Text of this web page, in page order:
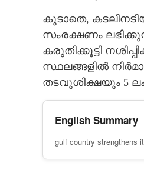
കൂടാതെ,
സംരക്ഷണം
കരുതിക്കൂട്ടി
സ്ഥലങ്ങളില്‍
തടവുശിക്ഷയും 5
English Summary
gulf country strengthens